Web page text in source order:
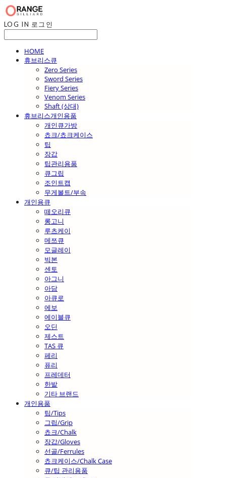
LOG IN 로그인
HOME
휴브리스큐
Zero Series
Sword Series
Fiery Series
Venom Series
Shaft (상대)
휴브리스개인용품
개인큐가방
쵸크/쵸크케이스
팁
장갑
팁관리용품
큐그립
조인트캡
무게볼트/부속
개인용큐
떼오리큐
롱고니
루츠케이
메쯔큐
모글레이
빅본
센토
아그니
아담
아큐로
에보
에이블큐
오딘
제스트
TAS 큐
페리
퓨리
프레데터
한밭
기타 브랜드
개인용품
팁/Tips
그립/Grip
쵸크/Chalk
장갑/Gloves
선골/Ferrules
쵸크케이스/Chalk Case
큐/팁 관리용품